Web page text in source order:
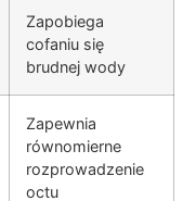
Zapobiega
cofaniu się
brudnej wody
Zapewnia
równomierne
rozprowadzenie
octu